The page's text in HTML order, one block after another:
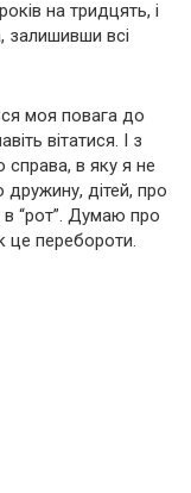
на тридцять, і
залишивши всі
моя повага до
вітатися. І з
справа, в яку я не
дітей, про
в “рот”. Думаю про
це перебороти.